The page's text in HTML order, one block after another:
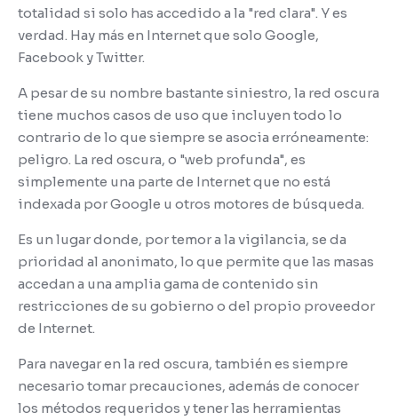
totalidad si solo has accedido a la "red clara". Y es
verdad. Hay más en Internet que solo Google,
Facebook y Twitter.
A pesar de su nombre bastante siniestro, la red oscura
tiene muchos casos de uso que incluyen todo lo
contrario de lo que siempre se asocia erróneamente:
peligro. La red oscura, o "web profunda", es
simplemente una parte de Internet que no está
indexada por Google u otros motores de búsqueda.
Es un lugar donde, por temor a la vigilancia, se da
prioridad al anonimato, lo que permite que las masas
accedan a una amplia gama de contenido sin
restricciones de su gobierno o del propio proveedor
de Internet.
Para navegar en la red oscura, también es siempre
necesario tomar precauciones, además de conocer
los métodos requeridos y tener las herramientas